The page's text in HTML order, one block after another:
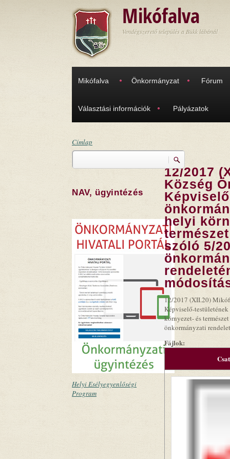
Mikófalva
Vendégszerető település a Bükk lábánál
Mikófalva Önkormányzat Fórum
Választási információk Pályázatok
Címlap
Keresés
NAV, ügyintézés
Helyi Esélyegyenlőségi
Program
12/2017
Község
helyi
szóló 5/
12/2017 (XII.20)
Képviselő-
környezet- és
önkormányzati
Fájlok: